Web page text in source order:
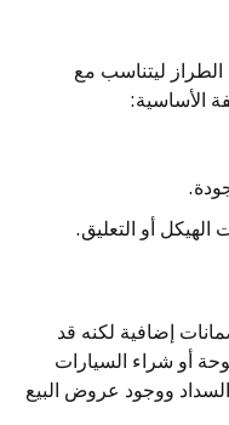
الطراز ليتناسب مع
الأساسية:
الهيكل أو التعليق.
إضافية لكنه قد
أو شراء السيارات
ووجود عروض البيع